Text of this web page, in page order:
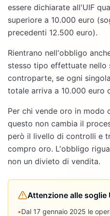
essere dichiarate all'UIF
superiore a 10.000 euro
precedenti 12.500 euro).
Rientrano nell'obbligo
stesso tipo effettuate nello
controparte, se ogni
totale arriva a 10.000 euro
Per chi vende oro in modo
questo non cambia il
però il livello di controlli e
compro oro. L'obbligo
non un divieto di vendita.
Attenzione alle soglie
•Dal 17 gennaio 2025 le